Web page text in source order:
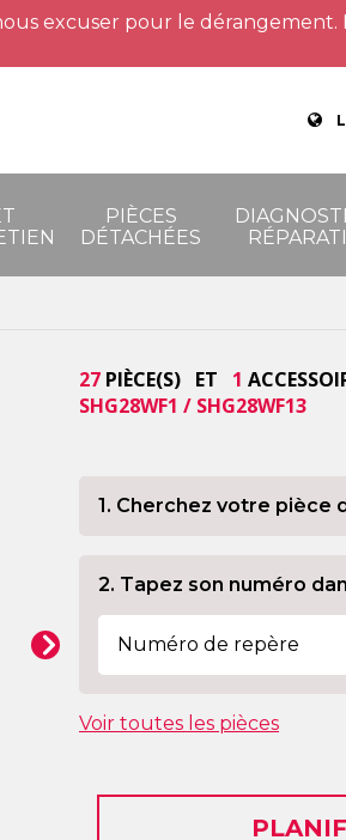
excuser pour le
PIÈCES
DÉTACHÉES
27 PIÈCE(S) ET 1
SHG28WF1 / SHG28WF13
1. Cherchez votre pièce
2. Tapez son numéro
Voir toutes les pièces